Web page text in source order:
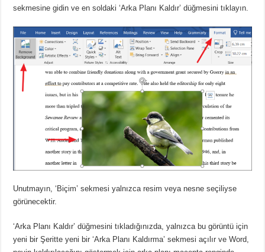
sekmesine gidin ve en soldaki ‘Arka Planı Kaldır’ düğmesini tıklayın.
Unutmayın, ‘Biçim’ sekmesi yalnızca resim veya nesne seçiliyse
görünecektir.
‘Arka Planı Kaldır’ düğmesini tıkladığınızda, yalnızca bu görüntü için
yeni bir Şeritte yeni bir ‘Arka Planı Kaldırma’ sekmesi açılır ve Word,